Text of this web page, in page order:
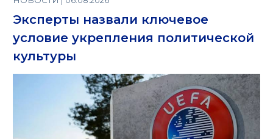
Эксперты назвали ключевое
условие укрепления политической
культуры